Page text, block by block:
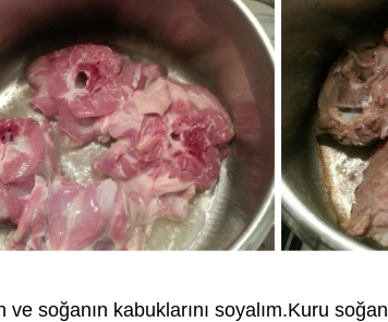
ve soğanın kabuklarını soyalım.Kuru